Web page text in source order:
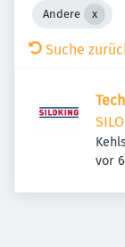
Andere
Suche
vor